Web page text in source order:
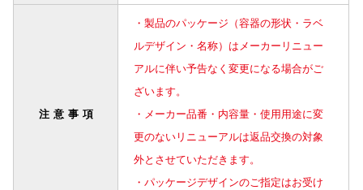
注意事項
・製品のパッケージ（容器の形状・ラベ
ルデザイン・名称）はメーカーリニュー
アルに伴い予告なく変更になる場合がご
ざいます。
・メーカー品番・内容量・使用用途に変
更のないリニューアルは返品交換の対象
外とさせていただきます。
・パッケージデザインのご指定はお受け